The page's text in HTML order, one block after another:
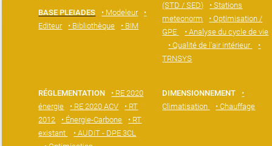
BASE PLEIADES • Modeleur
•
Editeur
• Bibliothèque • BIM
(STD / SED)
• Stations
meteonorm
• Optimisation /
GPE
• Analyse du cycle de vie
• Qualité de l'air intérieur
•
TRNSYS
RÉGLEMENTATION
• RE 2020
énergie
• RE 2020 ACV
• RT
2012
• Énergie-Carbone
• RT
existant
• AUDIT - DPE 3CL
DIMENSIONNEMENT
•
Climatisation
• Chauffage